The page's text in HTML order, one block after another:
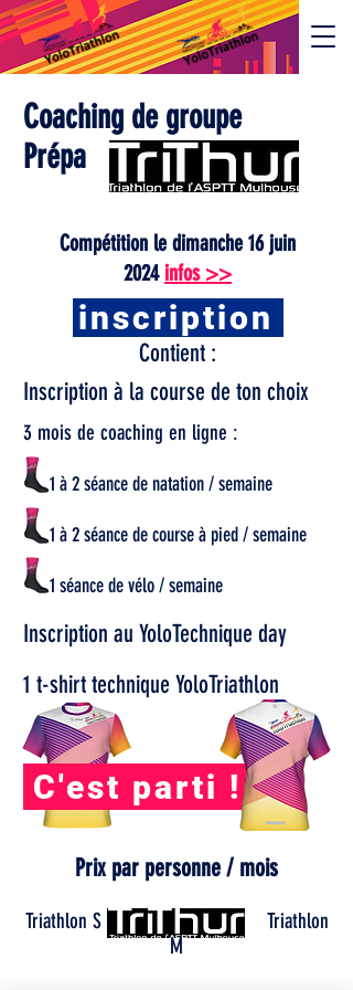
Coaching de groupe
Prépa
Compétition le dimanche 16 juin
2024 infos >>
Contient :
Inscription à la course de ton choix
3 mois de coaching en ligne :
1 à 2 séance de natation / semaine
1 à 2 séance de course à pied / semaine
1 séance de vélo / semaine
1 t-shirt technique YoloTriathlon
Prix par personne / mois
Inscription au YoloTechnique day
Triathlon S Triathlon
M
C'est parti !
inscription